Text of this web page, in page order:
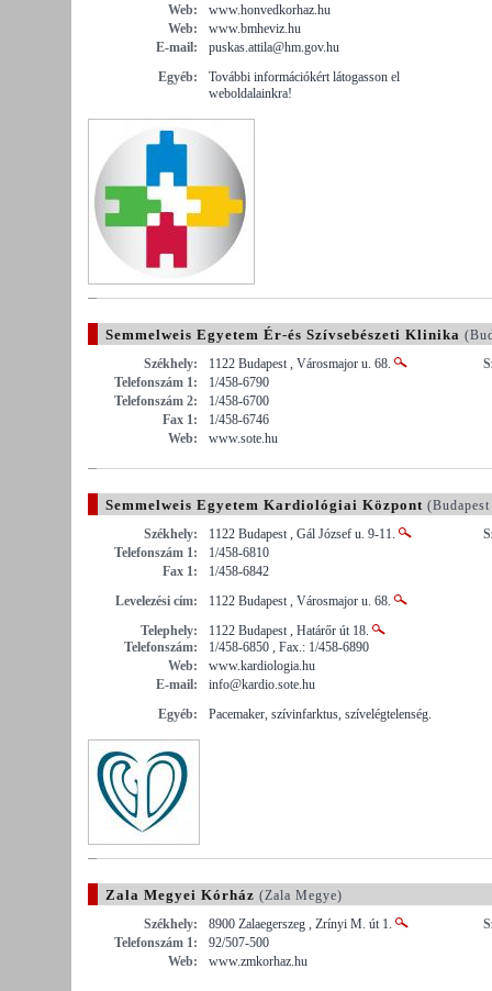
Web:
www.honvedkorhaz.hu
Web:
www.bmheviz.hu
E-mail:
puskas.attila@hm.gov.hu
Egyéb:
További információkért látogasson el
weboldalainkra!
Semmelweis Egyetem Ér-és Szívsebészeti Klinika
Székhely:
1122 Budapest , Városmajor u. 68.
Telefonszám 1:
1/458-6790
Telefonszám 2:
1/458-6700
Fax 1:
1/458-6746
Web:
www.sote.hu
Semmelweis Egyetem Kardiológiai Központ
Székhely:
1122 Budapest , Gál József u. 9-11.
Telefonszám 1:
1/458-6810
Fax 1:
1/458-6842
Levelezési cím:
1122 Budapest , Városmajor u. 68.
Telephely:
1122 Budapest , Határőr út 18.
Telefonszám:
1/458-6850 , Fax.: 1/458-6890
Web:
www.kardiologia.hu
E-mail:
info@kardio.sote.hu
Egyéb:
Pacemaker, szívinfarktus, szívelégtelenség.
Zala Megyei Kórház (Zala Megye)
Székhely:
8900 Zalaegerszeg , Zrínyi M. út 1.
Telefonszám 1:
92/507-500
Web:
www.zmkorhaz.hu